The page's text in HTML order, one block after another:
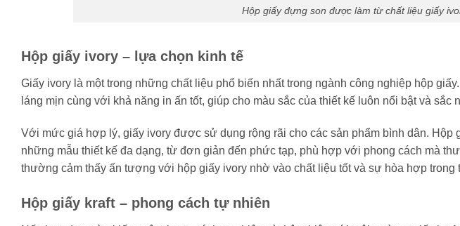
Hộp giấy đựng son được làm từ chất liệu giấy
Hộp giấy ivory – lựa chọn kinh tế
Giấy ivory là một trong những chất liệu phổ biến nhất trong ngành công nghiệp hộp
láng mịn cùng với khả năng in ấn tốt, giúp cho màu sắc của thiết kế luôn nổi bật và sắc
Với mức giá hợp lý, giấy ivory được sử dụng rộng rãi cho các sản phẩm bình dân. Hộp
những mẫu thiết kế đa dạng, từ đơn giản đến phức tạp, phù hợp với phong cách mà
thường cảm thấy ấn tượng với hộp giấy ivory nhờ vào chất liệu tốt và sự hòa hợp trong
Hộp giấy kraft – phong cách tự nhiên